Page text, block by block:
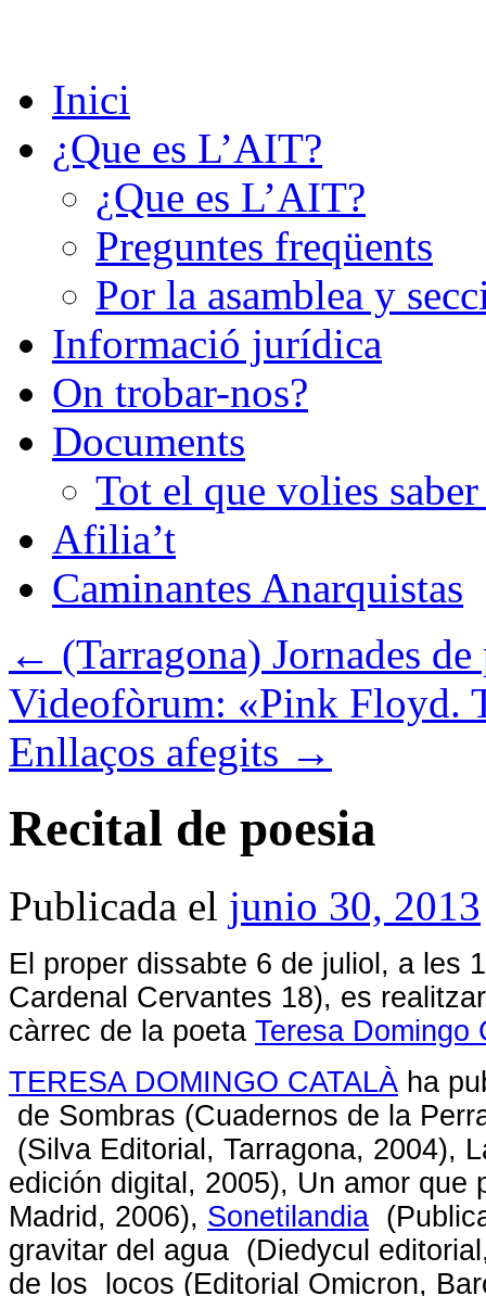
Inici
¿Que es L’AIT?
¿Que es L’AIT?
Preguntes freqüents
Por la asamblea y
Informació jurídica
On trobar-nos?
Documents
Tot el que volies
Afilia’t
Caminantes Anarquistas
← (Tarragona) Jornades
Videofòrum: «Pink Floyd.
Enllaços afegits →
Recital de poesia
Publicada el junio 30, 2013
El proper dissabte 6 de juliol, a les
Cardenal Cervantes 18), es
càrrec de la poeta Teresa Domingo
TERESA DOMINGO CATALÀ ha
de Sombras (Cuadernos de la
(Silva Editorial, Tarragona, 2004),
edición digital, 2005), Un amor
Madrid, 2006), Sonetilandia
gravitar del agua (Diedycul
de los locos (Editorial Omicron,